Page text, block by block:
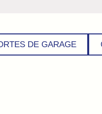
DE GARAGE